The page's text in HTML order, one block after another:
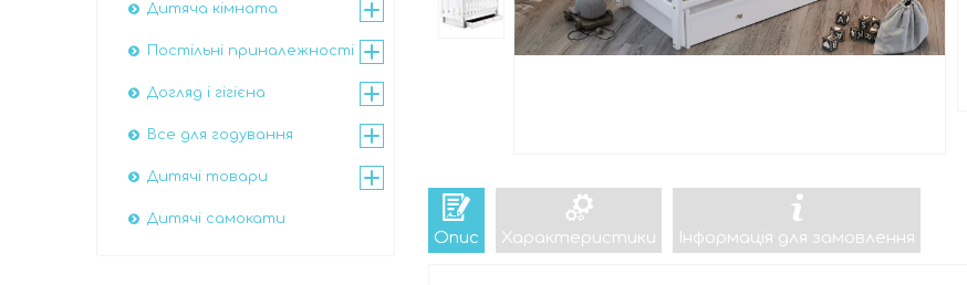
Опис Характеристики Інформація для замовлення
Дитяча кімната
Постільні приналежності
Догляд і гігієна
Все для годування
Дитячі товари
Дитячі самокати